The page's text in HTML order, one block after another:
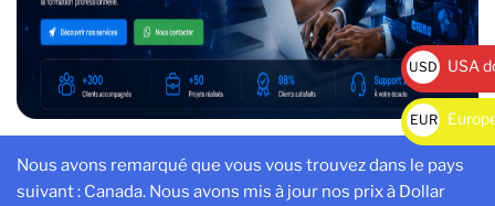
Accueil /Nos Services/ IDEES DE BUSINESS,LISTE DES
USD
$
USA
EUR
€
Nous avons remarqué que vous vous trouvez dans le pays
suivant : Canada. Nous avons mis à jour nos prix à Dollar